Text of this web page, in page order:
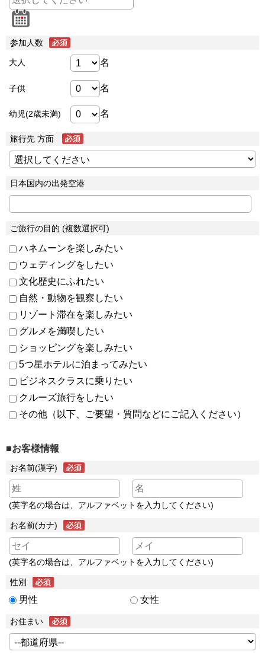
参加人数
大人 名
子供 名
幼児(2歳未満) 名
旅行先 方面
日本国内の出発空港
ご旅行の目的 (複数選択可)
ハネムーンを楽しみたい
ウェディングをしたい
文化歴史にふれたい
自然・動物を観察したい
リゾート滞在を楽しみたい
グルメを満喫したい
ショッピングを楽しみたい
5つ星ホテルに泊まってみたい
ビジネスクラスに乗りたい
クルーズ旅行をしたい
その他（以下、ご要望・質問などにご記入ください）
■お客様情報
お名前(漢字)
(英字名の場合は、アルファベットを入力してください)
お名前(カナ)
(英字名の場合は、アルファベットを入力してください)
性別
男性 女性
お住まい